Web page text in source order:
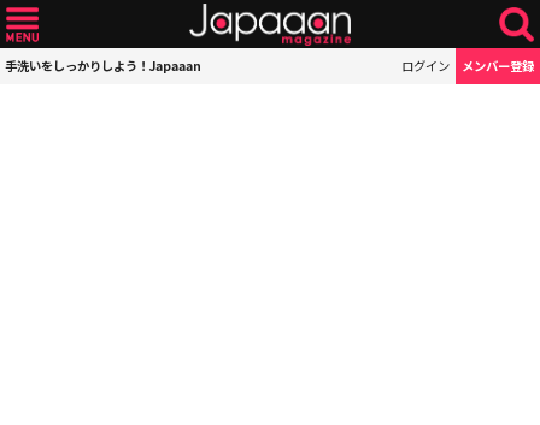
手洗いをしっかりしよう！Japaaan ログイン メンバー登録